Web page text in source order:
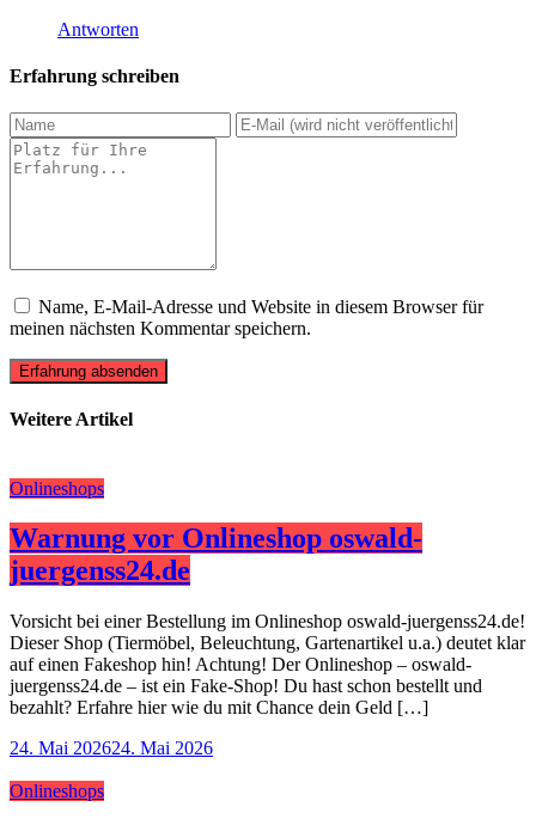
Antworten
Erfahrung schreiben
Name, E-Mail-Adresse und Website in diesem Browser für
meinen nächsten Kommentar speichern.
Erfahrung absenden
Weitere Artikel
Onlineshops
Warnung vor Onlineshop oswald-
juergenss24.de
Vorsicht bei einer Bestellung im Onlineshop oswald-juergenss24.de!
Dieser Shop (Tiermöbel, Beleuchtung, Gartenartikel u.a.) deutet klar
auf einen Fakeshop hin! Achtung! Der Onlineshop – oswald-
juergenss24.de – ist ein Fake-Shop! Du hast schon bestellt und
bezahlt? Erfahre hier wie du mit Chance dein Geld […]
24. Mai 202624. Mai 2026
Onlineshops